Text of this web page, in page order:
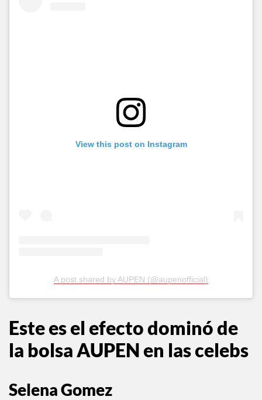
View this post on Instagram
A post shared by AUPEN (@aupenofficial)
Este es el efecto dominó de
la bolsa AUPEN en las celebs
Selena Gomez